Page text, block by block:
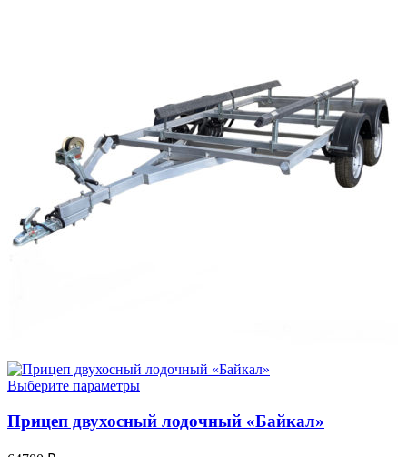
Выберите параметры
Прицеп двухосный лодочный «Байкал»